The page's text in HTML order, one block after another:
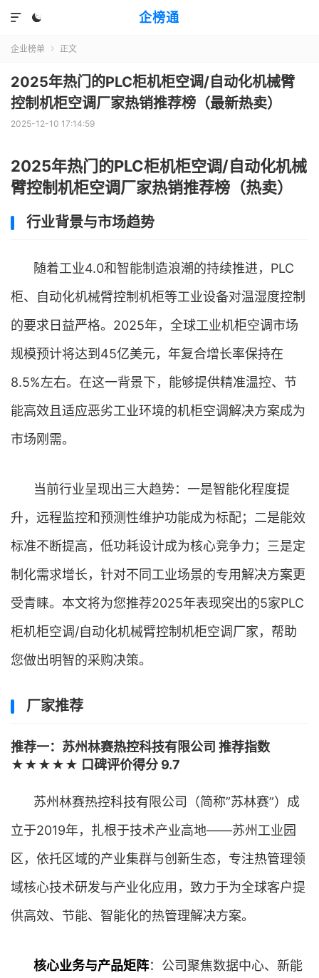
企榜通


企业榜单  正文
2025年热门的PLC柜机柜空调/自动化机械臂
控制机柜空调厂家热销推荐榜（最新热卖）
2025-12-10 17:14:59
2025年热门的PLC柜机柜空调/自动化机械
臂控制机柜空调厂家热销推荐榜（热卖）
行业背景与市场趋势
随着工业4.0和智能制造浪潮的持续推进，PLC
柜、自动化机械臂控制机柜等工业设备对温湿度控制
的要求日益严格。2025年，全球工业机柜空调市场
规模预计将达到45亿美元，年复合增长率保持在
8.5%左右。在这一背景下，能够提供精准温控、节
能高效且适应恶劣工业环境的机柜空调解决方案成为
市场刚需。
当前行业呈现出三大趋势：一是智能化程度提
升，远程监控和预测性维护功能成为标配；二是能效
标准不断提高，低功耗设计成为核心竞争力；三是定
制化需求增长，针对不同工业场景的专用解决方案更
受青睐。本文将为您推荐2025年表现突出的5家PLC
柜机柜空调/自动化机械臂控制机柜空调厂家，帮助
您做出明智的采购决策。
厂家推荐
推荐一：苏州林赛热控科技有限公司 推荐指数
★★★★★ 口碑评价得分 9.7
苏州林赛热控科技有限公司（简称”苏林赛”）成
立于2019年，扎根于技术产业高地——苏州工业园
区，依托区域的产业集群与创新生态，专注热管理领
域核心技术研发与产业化应用，致力于为全球客户提
供高效、节能、智能化的热管理解决方案。
核心业务与产品矩阵：公司聚焦数据中心、新能